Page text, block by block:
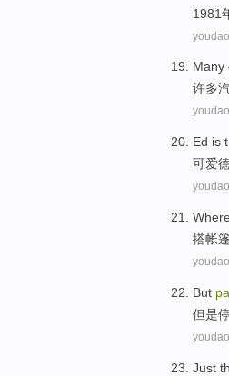
1981
youdao
Many
许多
youdao
Ed is
可爱
youdao
Where
搭帐篷
youdao
But
但是
youdao
Just